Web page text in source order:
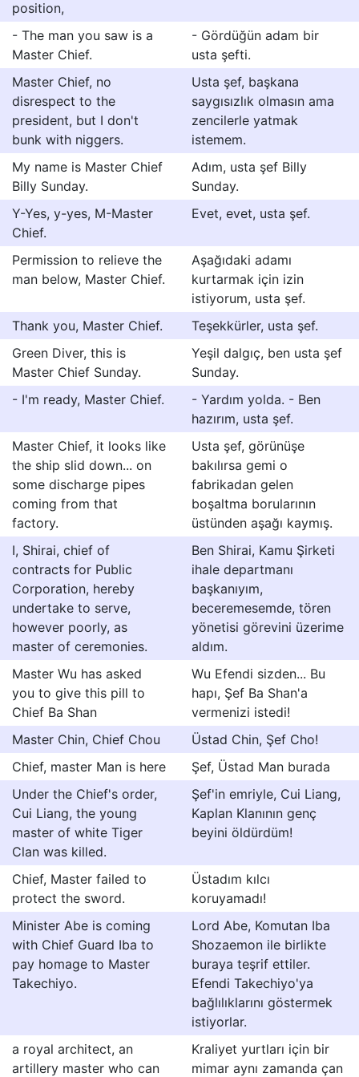
position,
- The man you saw is a
Master Chief.
- Gördüğün adam bir
usta şefti.
Master Chief, no
disrespect to the
president, but I don't
bunk with niggers.
Usta şef, başkana
saygısızlık olmasın ama
zencilerle yatmak
istemem.
My name is Master Chief
Billy Sunday.
Adım, usta şef Billy
Sunday.
Y-Yes, y-yes, M-Master
Chief.
Evet, evet, usta şef.
Permission to relieve the
man below, Master Chief.
Aşağıdaki adamı
kurtarmak için izin
istiyorum, usta şef.
Thank you, Master Chief.
Teşekkürler, usta şef.
Green Diver, this is
Master Chief Sunday.
Yeşil dalgıç, ben usta şef
Sunday.
- I'm ready, Master Chief.
- Yardım yolda. - Ben
hazırım, usta şef.
Master Chief, it looks like
the ship slid down... on
some discharge pipes
coming from that
factory.
Usta şef, görünüşe
bakılırsa gemi o
fabrikadan gelen
boşaltma borularının
üstünden aşağı kaymış.
I, Shirai, chief of
contracts for Public
Corporation, hereby
undertake to serve,
however poorly, as
master of ceremonies.
Ben Shirai, Kamu Şirketi
ihale departmanı
başkanıyım,
beceremesemde, tören
yönetisi görevini üzerime
aldım.
Master Wu has asked
you to give this pill to
Chief Ba Shan
Wu Efendi sizden... Bu
hapı, Şef Ba Shan'a
vermenizi istedi!
Master Chin, Chief Chou
Üstad Chin, Şef Cho!
Chief, master Man is here
Şef, Üstad Man burada
Under the Chief's order,
Cui Liang, the young
master of white Tiger
Clan was killed.
Şef'in emriyle, Cui Liang,
Kaplan Klanının genç
beyini öldürdüm!
Chief, Master failed to
protect the sword.
Üstadım kılcı
koruyamadı!
Minister Abe is coming
with Chief Guard Iba to
pay homage to Master
Takechiyo.
Lord Abe, Komutan Iba
Shozaemon ile birlikte
buraya teşrif ettiler.
Efendi Takechiyo'ya
bağlılıklarını göstermek
istiyorlar.
a royal architect, an
artillery master who can
Kraliyet yurtları için bir
mimar aynı zamanda çan